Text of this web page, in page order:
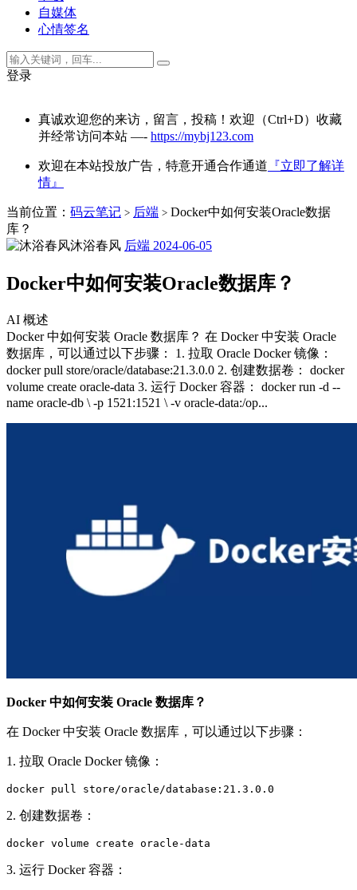
自媒体
心情签名
登录
真诚欢迎您的来访，留言，投稿！欢迎（Ctrl+D）收藏
并经常访问本站 —- https://mybj123.com
欢迎在本站投放广告，特意开通合作通道 『立即了解详
情』
当前位置： 码云笔记 > 后端 > Docker中如何安装Oracle数据
库？
沐浴春风 后端 2024-06-05
Docker中如何安装Oracle数据库？
AI 概述
Docker 中如何安装 Oracle 数据库？ 在 Docker 中安装 Oracle
数据库，可以通过以下步骤： 1. 拉取 Oracle Docker 镜像：
docker pull store/oracle/database:21.3.0.0 2. 创建数据卷： docker
volume create oracle-data 3. 运行 Docker 容器： docker run -d --
name oracle-db \ -p 1521:1521 \ -v oracle-data:/op...
Docker 中如何安装 Oracle 数据库？
在 Docker 中安装 Oracle 数据库，可以通过以下步骤：
1. 拉取 Oracle Docker 镜像：
docker pull store/oracle/database:21.3.0.0
2. 创建数据卷：
docker volume create oracle-data
3. 运行 Docker 容器：